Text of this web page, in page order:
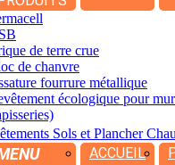
de terre crue
de chanvre
fourrure métallique
écologique pour
Sols et Plancher
ACCUEIL